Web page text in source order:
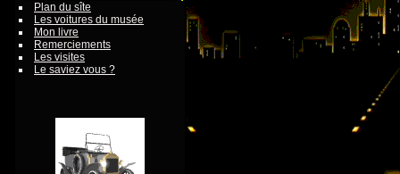
Plan du sîte
Les voitures du musée
Mon livre
Remerciements
Les visites
Le saviez vous ?